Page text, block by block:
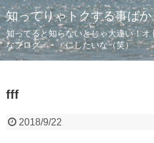
知ってりゃトクする事ばか
知ってると知らないとじゃ大違い！
なブログ・・・にしたいな（笑）
fff
2018/9/22